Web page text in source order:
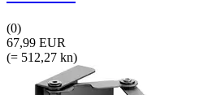
(0)
67,99 EUR
(= 512,27 kn)